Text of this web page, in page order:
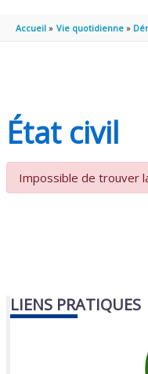
Accueil Vie quotidienne
État civil
Impossible de trouver
LIENS PRATIQUES